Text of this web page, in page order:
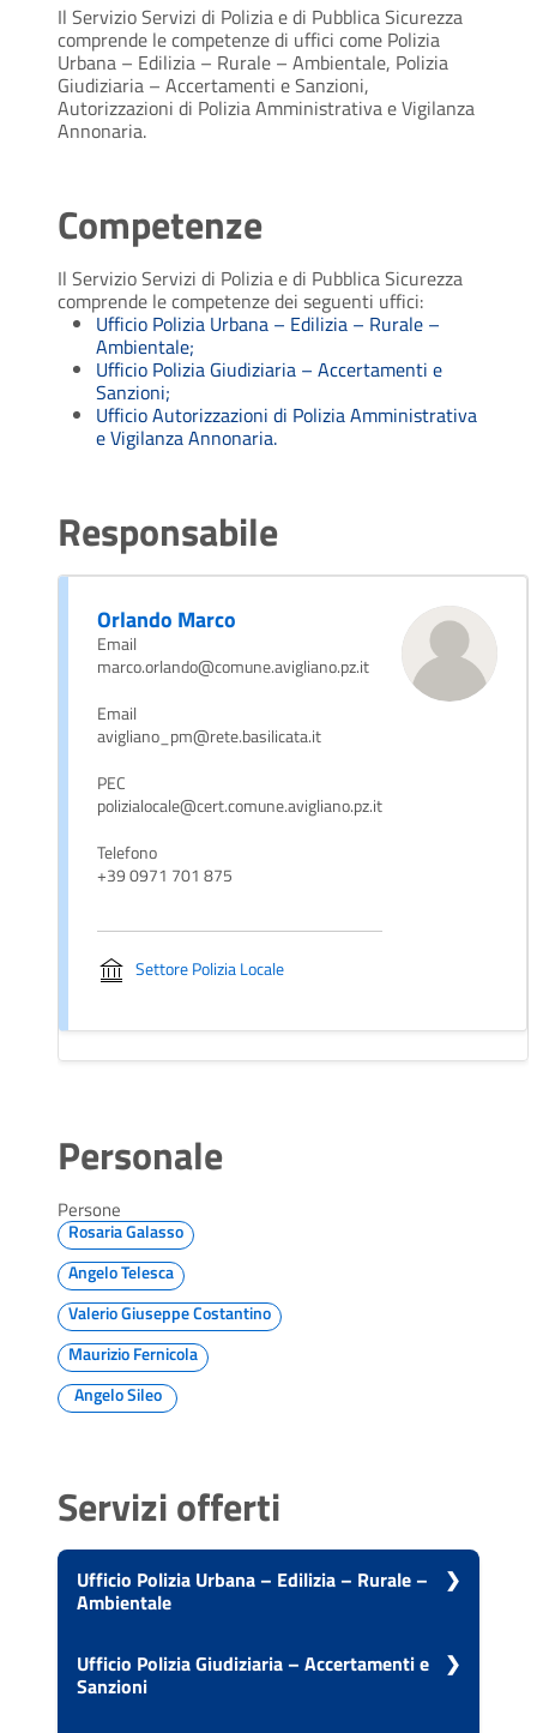
Il Servizio Servizi di Polizia e di Pubblica Sicurezza
comprende le competenze di uffici come Polizia
Urbana – Edilizia – Rurale – Ambientale, Polizia
Giudiziaria – Accertamenti e Sanzioni,
Autorizzazioni di Polizia Amministrativa e Vigilanza
Annonaria.
Competenze
Il Servizio Servizi di Polizia e di Pubblica Sicurezza
comprende le competenzedei seguenti uffici:
Ufficio Polizia Urbana – Edilizia – Rurale –
Ambientale;
Ufficio Polizia Giudiziaria – Accertamenti e
Sanzioni;
Ufficio Autorizzazioni di Polizia Amministrativa
e Vigilanza Annonaria.
Responsabile
Orlando Marco
Email
marco.orlando@comune.avigliano.pz.it
Email
avigliano_pm@rete.basilicata.it
PEC
polizialocale@cert.comune.avigliano.pz.it
Telefono
+39 0971 701 875
Settore Polizia Locale
Personale
Persone
Rosaria Galasso
Angelo Telesca
Valerio Giuseppe Costantino
Maurizio Fernicola
Angelo Sileo
Servizi offerti
Ufficio Polizia Urbana – Edilizia – Rurale –
Ambientale
Edilizia – Rurale – Ambientale
Ufficio Polizia Giudiziaria – Accertamenti e
Sanzioni